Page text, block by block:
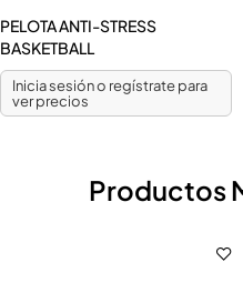
PELOTA ANTI-STRESS
BASKETBALL
Inicia sesión o regístrate para
ver precios
Productos